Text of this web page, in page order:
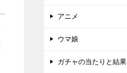
アニメ
ウマ娘
ガチャの当たりと結果